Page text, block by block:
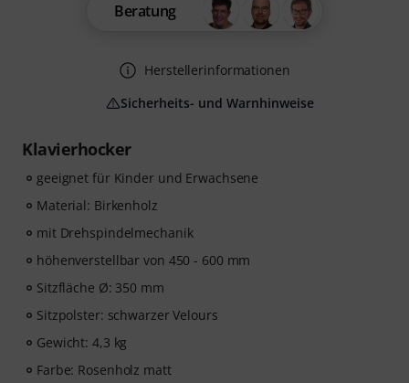
Klavierhocker
geeignet für Kinder und Erwachsene
Material: Birkenholz
mit Drehspindelmechanik
höhenverstellbar von 450 - 600 mm
Sitzfläche Ø: 350 mm
Sitzpolster: schwarzer Velours
Gewicht: 4,3 kg
Farbe: Rosenholz matt
Beratung
Herstellerinformationen
Sicherheits- und Warnhinweise